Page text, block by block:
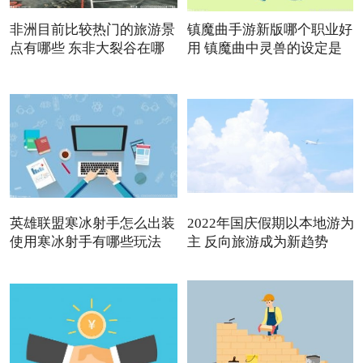
非洲目前比较热门的旅游景
点有哪些 东非大裂谷在哪
镇魔曲手游新版哪个职业好
用 镇魔曲中灵兽的设定是
英雄联盟寒冰射手怎么出装
使用寒冰射手有哪些玩法
2022年国庆假期以本地游为
主 反向旅游成为新趋势